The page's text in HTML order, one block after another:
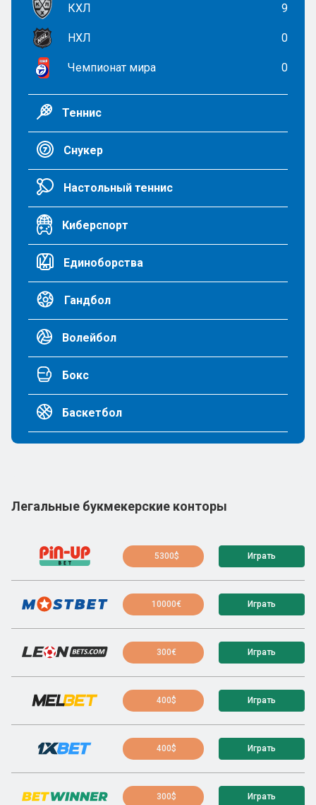
КХЛ 9
НХЛ 0
Чемпионат мира 0
Теннис
Снукер
Настольный теннис
Киберспорт
Единоборства
Гандбол
Волейбол
Бокс
Баскетбол
Легальные букмекерские конторы
5300$ Играть
10000€ Играть
300€ Играть
400$ Играть
400$ Играть
300$ Играть